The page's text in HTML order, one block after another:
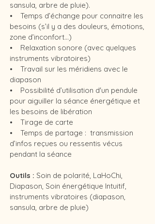
sansula, arbre de pluie).
• Temps d’échange pour connaitre les
besoins (s’il y a des douleurs, émotions,
zone d’inconfort...)
• Relaxation sonore (avec quelques
instruments vibratoires)
• Travail sur les méridiens avec le
diapason
• Possibilité d’utilisation d'un pendule
pour aiguiller la séance énergétique et
les besoins de libération
• Tirage de carte
• Temps de partage : transmission
d’infos reçues ou ressentis vécus
pendant la séance
Outils : Soin de polarité, LaHoChi,
Diapason, Soin énergétique Intuitif,
instruments vibratoires (diapason,
sansula, arbre de pluie)